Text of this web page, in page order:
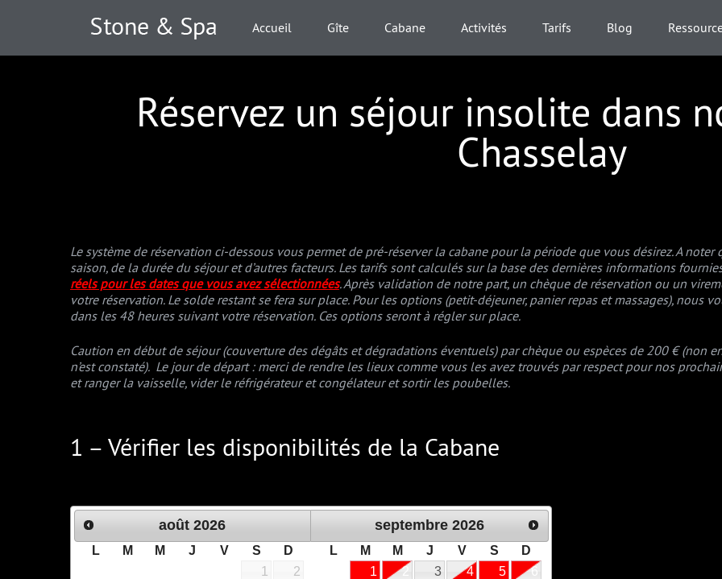
Accueil Gîte Cabane Activités Tarifs Blog
Réservez un séjour insolite dans
Chasselay
Le système de réservation ci-dessous vous permet de pré-réserver la cabane pour la période que vous désirez. A
saison, de la durée du séjour et d’autres facteurs. Les tarifs sont calculés sur la base des dernières informations
réels pour les dates que vous avez sélectionnées.Après validation de notre part, un chèque de réservation ou un
votre réservation. Le solde restant se fera sur place. Pour les options (petit-déjeuner, panier repas et massages), nous
dans les 48 heures suivant votre réservation. Ces options seront à régler sur place.
Caution en début de séjour (couverture des dégâts et dégradations éventuels) par chèque ou espèces de 200 € (non
n’est constaté). Le jour de départ : merci de rendre les lieux comme vous les avez trouvés par respect pour nos
et ranger la vaisselle, vider le réfrigérateur et congélateur et sortir les poubelles.
1 – Vérifier les disponibilités de la Cabane
août 2026
L M M J V S
D
1
2
septembre 2026
L M M J V S
D
1
2 3 4 5
6